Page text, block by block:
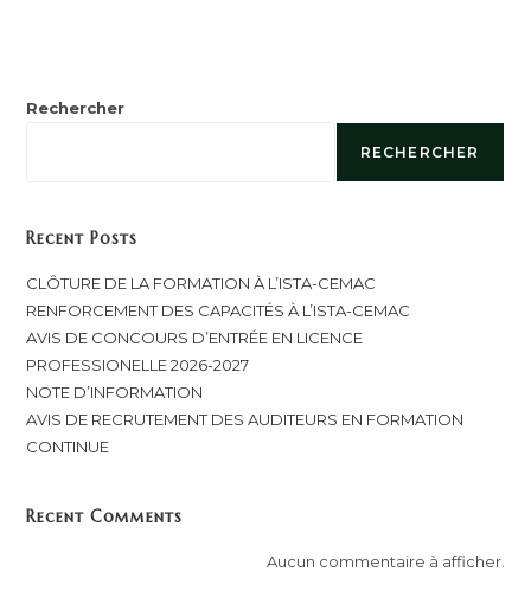
Rechercher
RECHERCHER
Recent Posts
CLÔTURE DE LA FORMATION À L’ISTA-CEMAC
RENFORCEMENT DES CAPACITÉS À L’ISTA-CEMAC
AVIS DE CONCOURS D’ENTRÉE EN LICENCE
PROFESSIONELLE 2026-2027
NOTE D’INFORMATION
AVIS DE RECRUTEMENT DES AUDITEURS EN FORMATION
CONTINUE
Recent Comments
Aucun commentaire à afficher.